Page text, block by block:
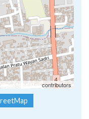
OpenStreetMap contributors